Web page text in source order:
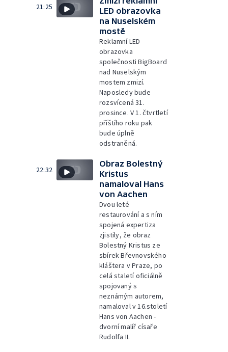
21:25
LED obrazovka
na Nuselském
mostě
Reklamní LED
obrazovka
společnosti BigBoard
nad Nuselským
mostem zmizí.
Naposledy bude
rozsvícená 31.
prosince. V 1. čtvrtletí
příštího roku pak
bude úplně
odstraněná.
22:32
Obraz Bolestný
Kristus
namaloval Hans
von Aachen
Dvou leté
restaurování a s ním
spojená expertiza
zjistily, že obraz
Bolestný Kristus ze
sbírek Břevnovského
kláštera v Praze, po
celá staletí oficiálně
spojovaný s
neznámým autorem,
namaloval v 16.století
Hans von Aachen -
dvorní malíř císaře
Rudolfa II.